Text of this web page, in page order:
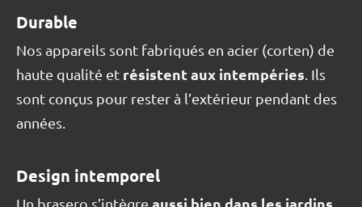
Durable
Nos appareils sont fabriqués en acier (corten) de
haute qualité et résistent aux intempéries . Ils
sont conçus pour rester à l’extérieur pendant des
années.
Design intemporel
Un brasero s’intègre